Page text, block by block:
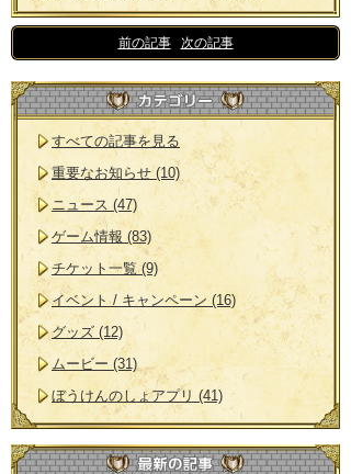
前の記事| 次の記事>>
すべての記事を見る
重要なお知らせ (10)
ニュース (47)
ゲーム情報 (83)
チケット一覧 (9)
イベント / キャンペーン (16)
グッズ (12)
ムービー (31)
ぼうけんのしょアプリ (41)